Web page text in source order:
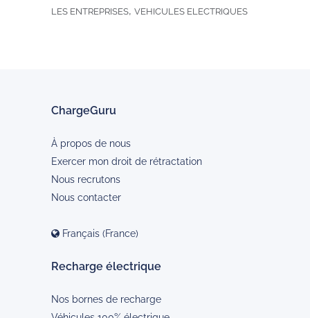
LES ENTREPRISES, VEHICULES ELECTRIQUES
ChargeGuru
À propos de nous
Exercer mon droit de rétractation
Nous recrutons
Nous contacter
Français (France)
Recharge électrique
Nos bornes de recharge